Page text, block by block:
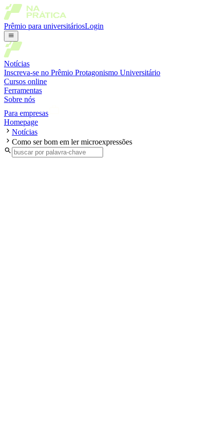
Prêmio para universitáriosLogin
Notícias
Inscreva-se no Prêmio Protagonismo Universitário
Cursos online
Ferramentas
Sobre nós
Para empresas
Homepage
Notícias
Como ser bom em ler microexpressões